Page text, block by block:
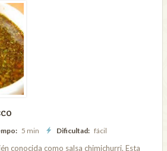
5 min Dificultad: fácil
conocida como salsa chimichurri. Esta